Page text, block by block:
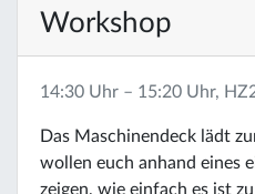
Workshop
14:30 Uhr – 15:20 Uhr,
Das Maschinendeck lädt
wollen euch anhand eines
zeigen, wie einfach es ist